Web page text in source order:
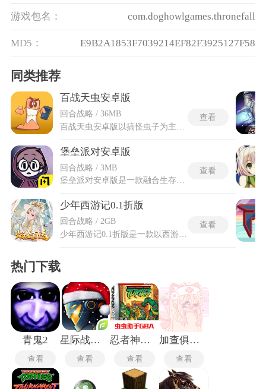
游戏包名： com.doghowlgames.thronefall
MD5： E9B2A1853F7039214EF82F3925127F58
同类推荐
百战天虫安卓版
回合战略 / 36MB
查看
堡垒派对安卓版
回合战略 / 3MB
查看
少年西游记0.1折版
回合战略 / 2GB
查看
热门下载
青鬼2
查看
星际战争异形入侵最新版
查看
忍者神龟安卓版
查看
加查俱乐部可爱屋
查看